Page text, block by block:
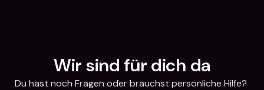
Wir sind für dich da
Du hast noch Fragen oder brauchst persönliche Hilfe?